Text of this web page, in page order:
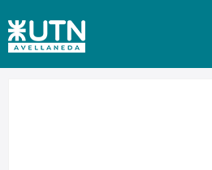
CULTURA